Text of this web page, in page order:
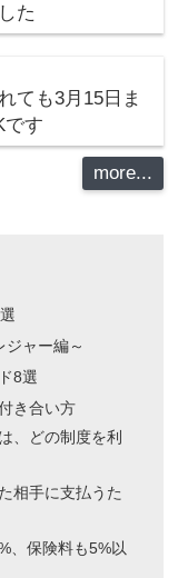
た
ても3月15日ま
です
more...
ャー編～
8選
き合い方
、どの制度を利
相手に支払うた
、保険料も5%以